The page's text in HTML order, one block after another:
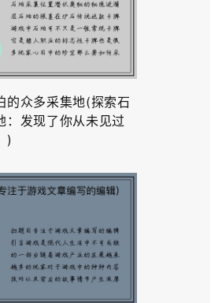
的众多采集地(探索石
：发现了你从未见过
)